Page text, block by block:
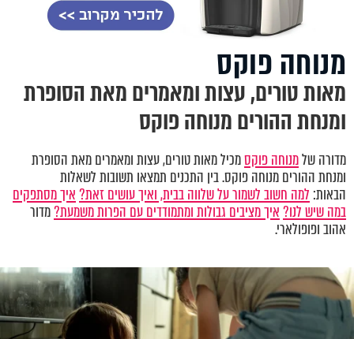
מנוחה פוקס
מאות טורים, עצות ומאמרים מאת הסופרת
ומנחת ההורים מנוחה פוקס
מדורה שלמנוחה פוקסמכיל מאות טורים, עצות ומאמרים מאת הסופרת
ומנחת ההורים מנוחה פוקס. בין התכנים תמצאו תשובות לשאלות
הבאות: למה חשוב לשמור על שלווה בבית, ואיך עושים זאת?איך מסתפקים
במה שיש לנו?איך מציבים גבולות ומתמודדים עם הפרות משמעת?מדור
אהוב ופופולארי.